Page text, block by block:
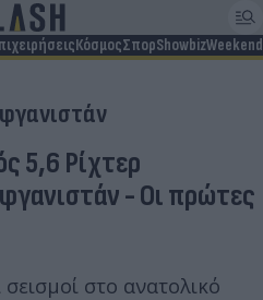
ΚόσμοςΣπορShowbizWeekend
5,6 Ρίχτερ
- Οι πρώτες
σεισμοί στο ανατολικό